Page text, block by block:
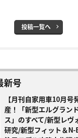
投稿一覧へ
新号
【月刊自家用車10月号
産！「新型エルグラン
ス」のすべて/新型レヴ
研究/新型フィット＆